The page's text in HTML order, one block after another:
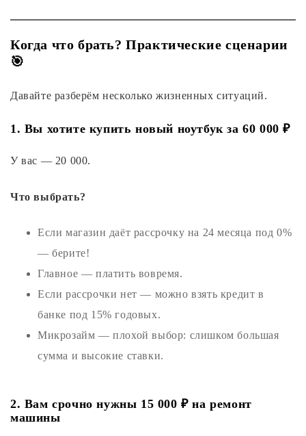
Когда что брать? Практические сценарии
🎯
Давайте разберём несколько жизненных ситуаций.
1. Вы хотите купить новый ноутбук за 60 000 ₽
У вас — 20 000.
Что выбрать?
Если магазин даёт рассрочку на 24 месяца под 0%
— берите!
Главное — платить вовремя.
Если рассрочки нет — можно взять кредит в
банке под 15% годовых.
Микрозайм — плохой выбор: слишком большая
сумма и высокие ставки.
2. Вам срочно нужны 15 000 ₽ на ремонт
машины